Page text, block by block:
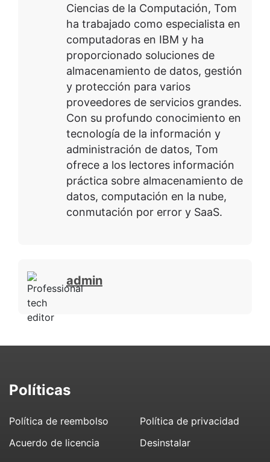
Ciencias de la Computación, Tom
ha trabajado como especialista en
computadoras en IBM y ha
proporcionado soluciones de
almacenamiento de datos, gestión
y protección para varios
proveedores de servicios grandes.
Con su profundo conocimiento en
tecnología de la información y
administración de datos, Tom
ofrece a los lectores información
práctica sobre almacenamiento de
datos, computación en la nube,
conmutación por error y SaaS.
admin
Políticas
Política de reembolso
Política de privacidad
Acuerdo de licencia
Desinstalar